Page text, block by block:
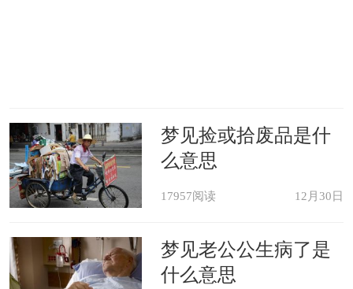
梦见捡或拾废品是什
么意思
17957阅读 12月30日
梦见老公公生病了是
什么意思